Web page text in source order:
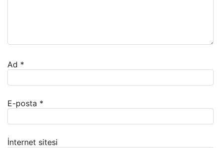
Ad *
E-posta *
İnternet sitesi